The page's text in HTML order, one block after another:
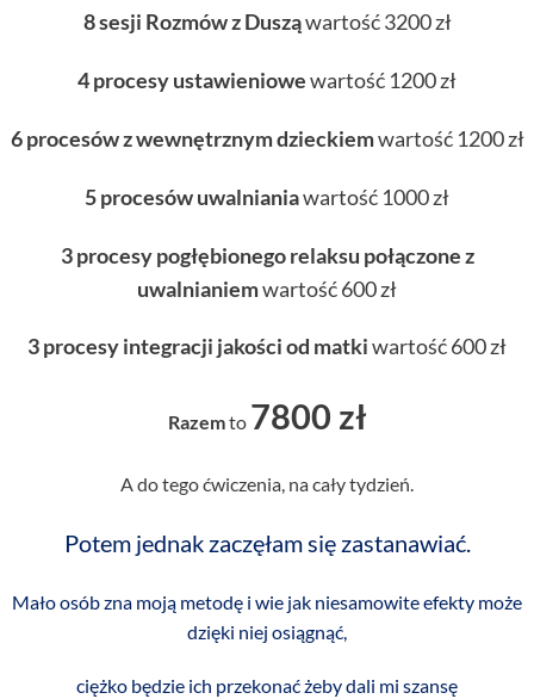
8 sesji Rozmów z Dusząwartość 3200 zł
4 procesy ustawieniowewartość 1200 zł
6 procesów z wewnętrznym dzieckiemwartość 1200 zł
5 procesów uwalnianiawartość 1000 zł
3 procesy pogłębionego relaksu połączone z
uwalnianiemwartość 600 zł
3 procesy integracji jakości od matkiwartość 600 zł
Razemto 7800 zł
A do tego ćwiczenia, na cały tydzień.
Potem jednak zaczęłam się zastanawiać.
Mało osób zna moją metodę i wie jak niesamowite efekty może
dzięki niej osiągnąć,
ciężko będzie ich przekonać żeby dali mi szansę